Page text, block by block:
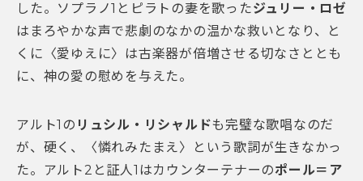
した。ソプラノ1とピラトの妻を歌ったジュリー・ロゼ
はまろやかな声で悲劇のなかの温かな救いとなり、と
くに〈愛ゆえに〉は古楽器が倍増させる切なさととも
に、神の愛の慰めを与えた。
アルト1の リュシル・リシャルドも完璧な歌唱なのだ
が、硬く、〈憐れみたまえ〉という歌詞が生きなかっ
た。アルト2と証人1はカウンターテナーのポール＝ア